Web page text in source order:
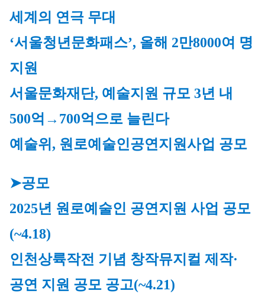
세계의 연극 무대
‘서울청년문화패스’, 올해 2만8000여 명
지원
서울문화재단, 예술지원 규모 3년 내
500억→700억으로 늘린다
예술위, 원로예술인공연지원사업 공모
➤공모
2025년 원로예술인 공연지원 사업 공모
(~4.18)
인천상륙작전 기념 창작뮤지컬 제작·
공연 지원 공모 공고(~4.21)